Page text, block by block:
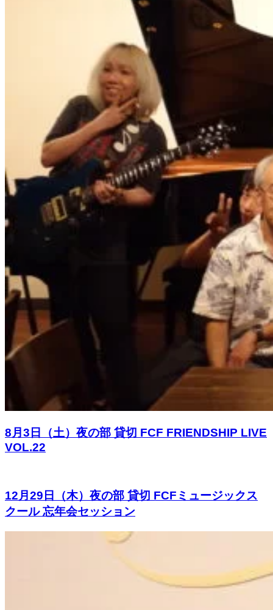
8月3日（土）夜の部 貸切 FCF FRIENDSHIP LIVE
VOL.22
12月29日（木）夜の部 貸切 FCFミュージックス
クール 忘年会セッション